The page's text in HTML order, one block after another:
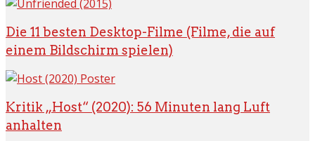
Die 11 besten Desktop-Filme (Filme, die auf
einem Bildschirm spielen)
Kritik „Host“ (2020): 56 Minuten lang Luft
anhalten